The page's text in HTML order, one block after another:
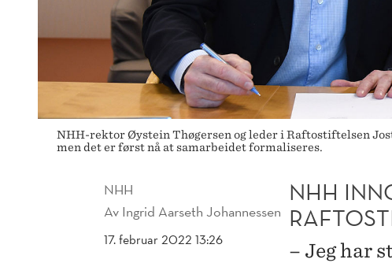
NHH-rektor Øystein Thøgersen og leder i Raftostiftelsen
men det er først nå at samarbeidet formaliseres.
NHH
Av Ingrid Aarseth Johannessen
17. februar 2022 13:26
NHH
– Jeg har